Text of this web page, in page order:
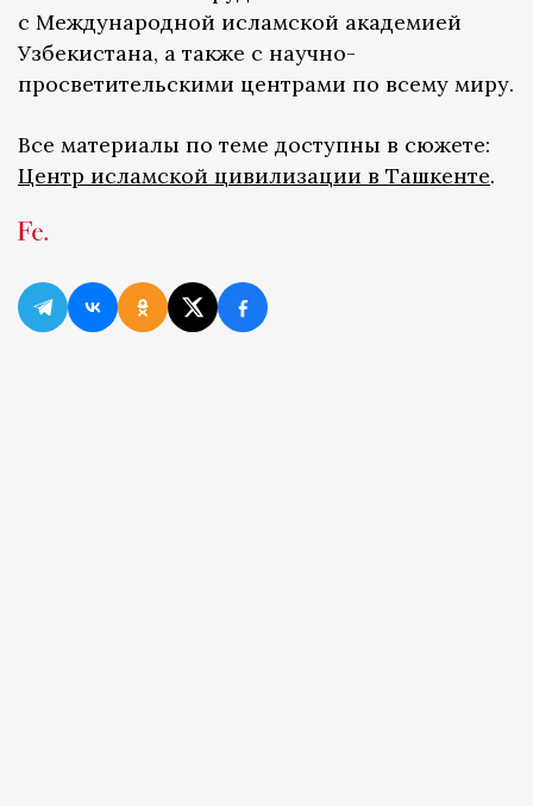
с Международной исламской академией
Узбекистана, а также с научно-
просветительскими центрами по всему миру.
Все материалы по теме доступны в сюжете:
Центр исламской цивилизации в Ташкенте.